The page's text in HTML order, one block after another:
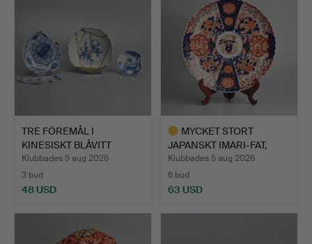
TRE FÖREMÅL I
KINESISKT BLÅVITT
PORSLIN, S…
Klubbades 5 aug 2026
3 bud
48 USD
MYCKET STORT
JAPANSKT IMARI-FAT,
SENT MEIJ…
Klubbades 5 aug 2026
6 bud
63 USD